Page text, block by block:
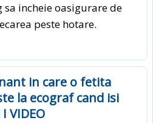
incheie oasigurare de
peste hotare.
in care o fetita
la ecograf cand isi
VIDEO